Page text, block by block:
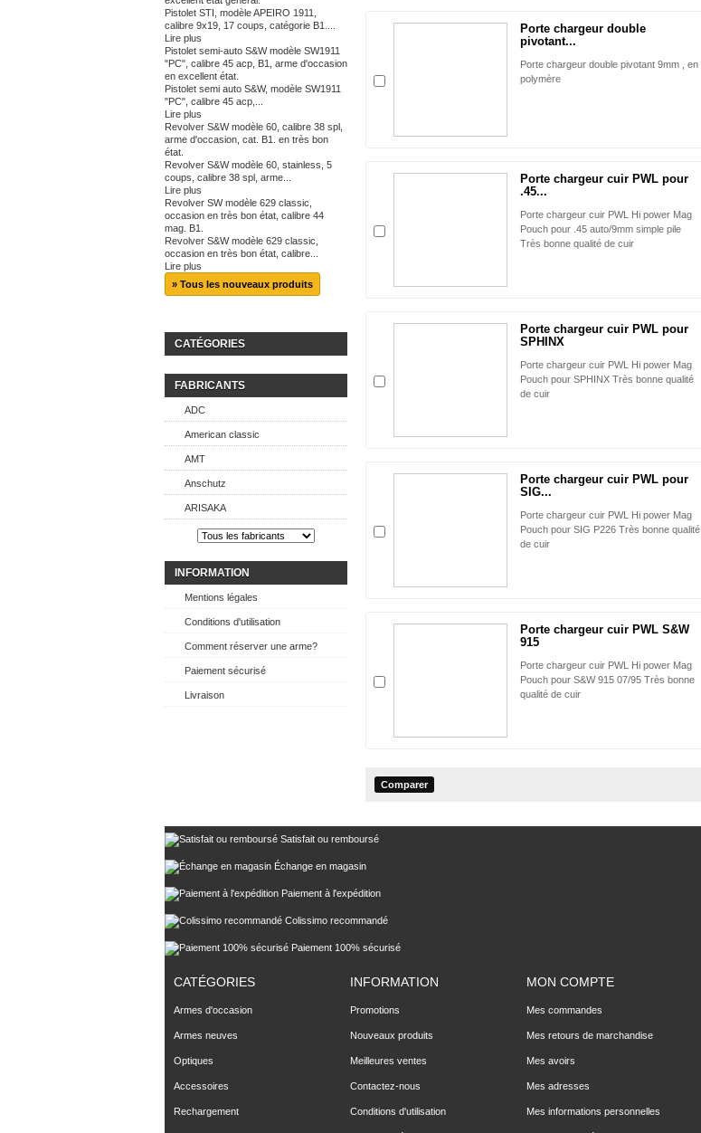
Pistolet STI, modèle APEIRO 1911,
calibre 9x19, 17 coups, catégorie B1....
Lire plus
Pistolet semi-auto S&W modèle SW1911
"PC", calibre 45 acp, B1, arme d'occasion
en excellent état.
Pistolet semi auto S&W, modèle SW1911
"PC", calibre 45 acp,...
Lire plus
Revolver S&W modèle 60, calibre 38 spl,
arme d'occasion, cat. B1. en très bon
état.
Revolver S&W modèle 60, stainless, 5
coups, calibre 38 spl, arme...
Lire plus
Revolver SW modèle 629 classic,
occasion en très bon état, calibre 44
mag. B1.
Revolver S&W modèle 629 classic,
occasion en très bon état, calibre...
Lire plus
» Tous les nouveaux produits
CATÉGORIES
FABRICANTS
ADC
American classic
AMT
Anschutz
ARISAKA
INFORMATION
Mentions légales
Conditions d'utilisation
Comment réserver une arme?
Paiement sécurisé
Livraison
Porte chargeur double
pivotant...
Porte chargeur double pivotant 9mm , en
polymère
Porte chargeur cuir PWL pour
.45...
Porte chargeur cuir PWL Hi power Mag
Pouch pour .45 auto/9mm simple pile
Très bonne qualité de cuir
Porte chargeur cuir PWL pour
SPHINX
Porte chargeur cuir PWL Hi power Mag
Pouch pour SPHINX Très bonne qualité
de cuir
Porte chargeur cuir PWL pour
SIG...
Porte chargeur cuir PWL Hi power Mag
Pouch pour SIG P226 Très bonne qualité
de cuir
Porte chargeur cuir PWL S&W
915
Porte chargeur cuir PWL Hi power Mag
Pouch pour S&W 915 07/95 Très bonne
qualité de cuir
Satisfait ou remboursé
Échange en magasin
Paiement à l'expédition
Colissimo recommandé
Paiement 100% sécurisé
CATÉGORIES
Armes d'occasion
Armes neuves
Optiques
Accessoires
Rechargement
INFORMATION
Promotions
Nouveaux produits
Meilleures ventes
Contactez-nous
Conditions d'utilisation
MON COMPTE
Mes commandes
Mes retours de marchandise
Mes avoirs
Mes adresses
Mes informations personnelles